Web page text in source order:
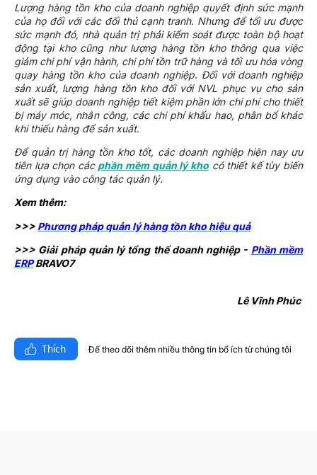
Lượng hàng tồn kho của doanh nghiệp quyết định sức mạnh
của họ đối với các đối thủ cạnh tranh. Nhưng để tối ưu được
sức mạnh đó, nhà quản trị phải kiểm soát được toàn bộ hoạt
động tại kho cũng như lượng hàng tồn kho thông qua việc
giảm chi phí vận hành, chi phí tồn trữ hàng và tối ưu hóa vòng
quay hàng tồn kho của doanh nghiệp. Đối với doanh nghiệp
sản xuất, lượng hàng tồn kho đối với NVL phục vụ cho sản
xuất sẽ giúp doanh nghiệp tiết kiệm phần lớn chi phí cho thiết
bị máy móc, nhân công, các chi phí khấu hao, phân bổ khác
khi thiếu hàng để sản xuất.
Để quản trị hàng tồn kho tốt, các doanh nghiệp hiện nay ưu
tiên lựa chọn các phần mềm quản lý khocó thiết kế tùy biến
ứng dụng vào công tác quản lý.
Xem thêm:
>>> Phương pháp quản lý hàng tồn kho hiệu quả
>>> Giải pháp quản lý tổng thể doanh nghiệp - Phần mềm
ERPBRAVO7
Lê Vĩnh Phúc
Thích Để theo dõi thêm nhiều thông tin bổ ích từ chúng tôi​